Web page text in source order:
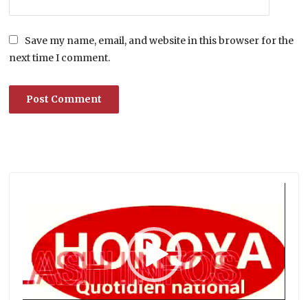
Save my name, email, and website in this browser for the
next time I comment.